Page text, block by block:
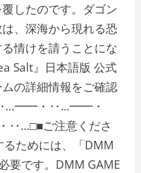
したのです。ダゴン
、深海から現れる恐
情けを請うことにな
Salt』日本語版 公式
の詳細情報をご確認
‥…━━・‥…━━・
ご注意くださ
ためには、「DMM
要です。DMM GAME